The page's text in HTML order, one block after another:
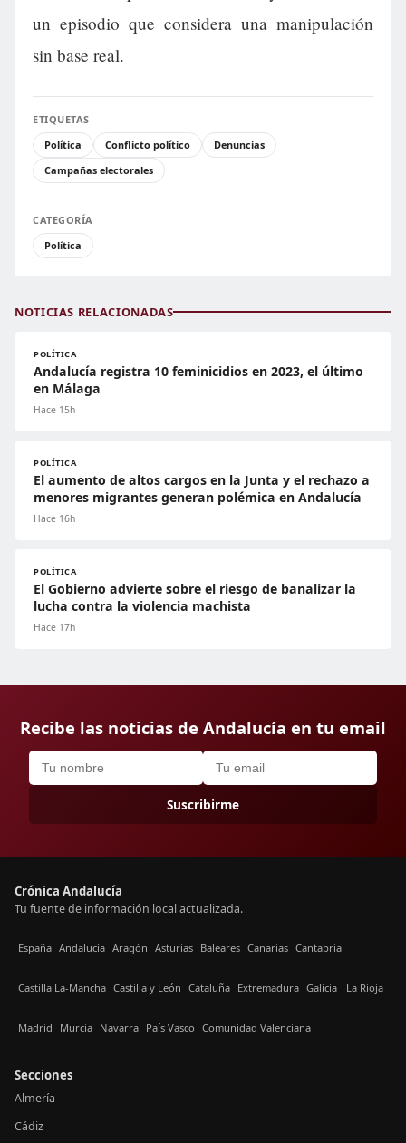
un episodio que considera una manipulación
sin base real.
ETIQUETAS
Política
Conflicto político
Denuncias
Campañas electorales
CATEGORÍA
Política
NOTICIAS RELACIONADAS
POLÍTICA
Andalucía registra 10 feminicidios en 2023, el último
en Málaga
Hace 15h
POLÍTICA
El aumento de altos cargos en la Junta y el rechazo a
menores migrantes generan polémica en Andalucía
Hace 16h
POLÍTICA
El Gobierno advierte sobre el riesgo de banalizar la
lucha contra la violencia machista
Hace 17h
Recibe las noticias de Andalucía en tu email
Suscribirme
Crónica Andalucía
Tu fuente de información local actualizada.
España Andalucía Aragón Asturias Baleares Canarias Cantabria
Castilla La-Mancha Castilla y León Cataluña Extremadura Galicia La Rioja
Madrid Murcia Navarra País Vasco Comunidad Valenciana
Secciones
Almería
Cádiz